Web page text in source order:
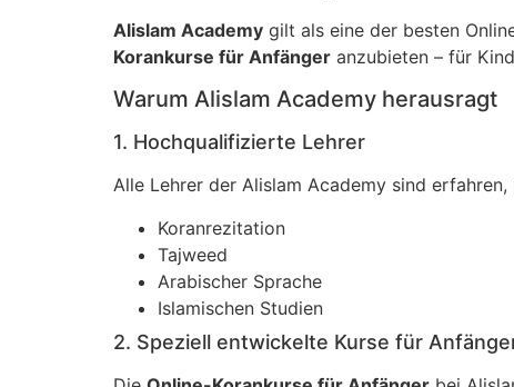
Alislam Academy gilt als eine der besten
Korankurse für Anfänger anzubieten – für
Warum Alislam Academy herausragt
1. Hochqualifizierte Lehrer
Alle Lehrer der Alislam Academy sind
Koranrezitation
Tajweed
Arabischer Sprache
Islamischen Studien
2. Speziell entwickelte Kurse für